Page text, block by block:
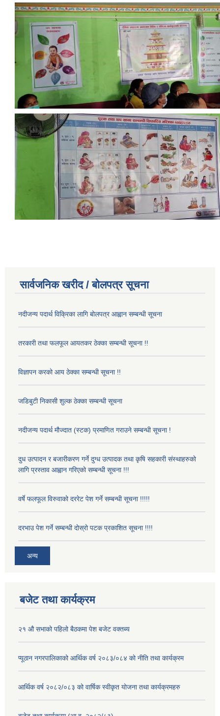
सार्वजनिक खरीद / बोलपत्र सूचना
नदीजन्य पदार्थ विक्रिका लागि बोलपत्र आह्वान सम्बन्धी सूचना
तरकारी तथा फलफूल आयतकर ठेक्का सम्बन्धी सूचना !!
विज्ञापन करको आय ठेक्का सम्बन्धी सूचना !!
जडिबुटी निकासी शुल्क ठेक्का सम्बन्धी सूचना
नदीजन्य पदार्थ मौज्दात (स्टक) प्रमाणित गराउने सम्बन्धी सूचना !
दुध उत्पादन र बजारीकरण गर्ने दुग्ध उत्पादक तथा कृषि सहकारी संस्थाहरुको
लागि प्रस्ताव आह्वान गरिएको सम्बन्धी सूचना !!!
वर्षे फलफूल विरुवाको दररेट पेश गर्ने सम्बन्धी सूचना !!!!!
दरभाउ पेश गर्ने सम्बन्धी दोस्रो पटक प्रकाशित सूचना !!!!
अन्य
बजेट तथा कार्यक्रम
२१ औ सभाको पहिलो बैठकमा पेश बजेट वक्तब्य
प्यूठान नगरपालिकाको आर्थिक वर्ष २०८३/०८४ को नीति तथा कार्यक्रम
आर्थिक वर्ष २०८२/०८३ को वार्षिक स्वीकृत योजना तथा कार्यक्रमहरु